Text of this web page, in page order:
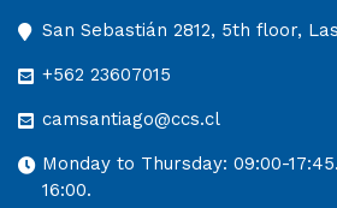
San Sebastián 2812, 5th floor,
+562 23607015
camsantiago@ccs.cl
Monday to Thursday: 09:00-
16:00.